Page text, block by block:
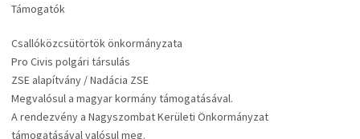
Támogatók
Csallóközcsütörtök önkormányzata
Pro Civis polgári társulás
ZSE alapítvány / Nadácia ZSE
Megvalósul a magyar kormány támogatásával.
A rendezvény a Nagyszombat Kerületi Önkormányzat
támogatásával valósul meg.